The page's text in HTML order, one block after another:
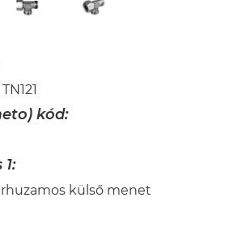
kód:
külső menet